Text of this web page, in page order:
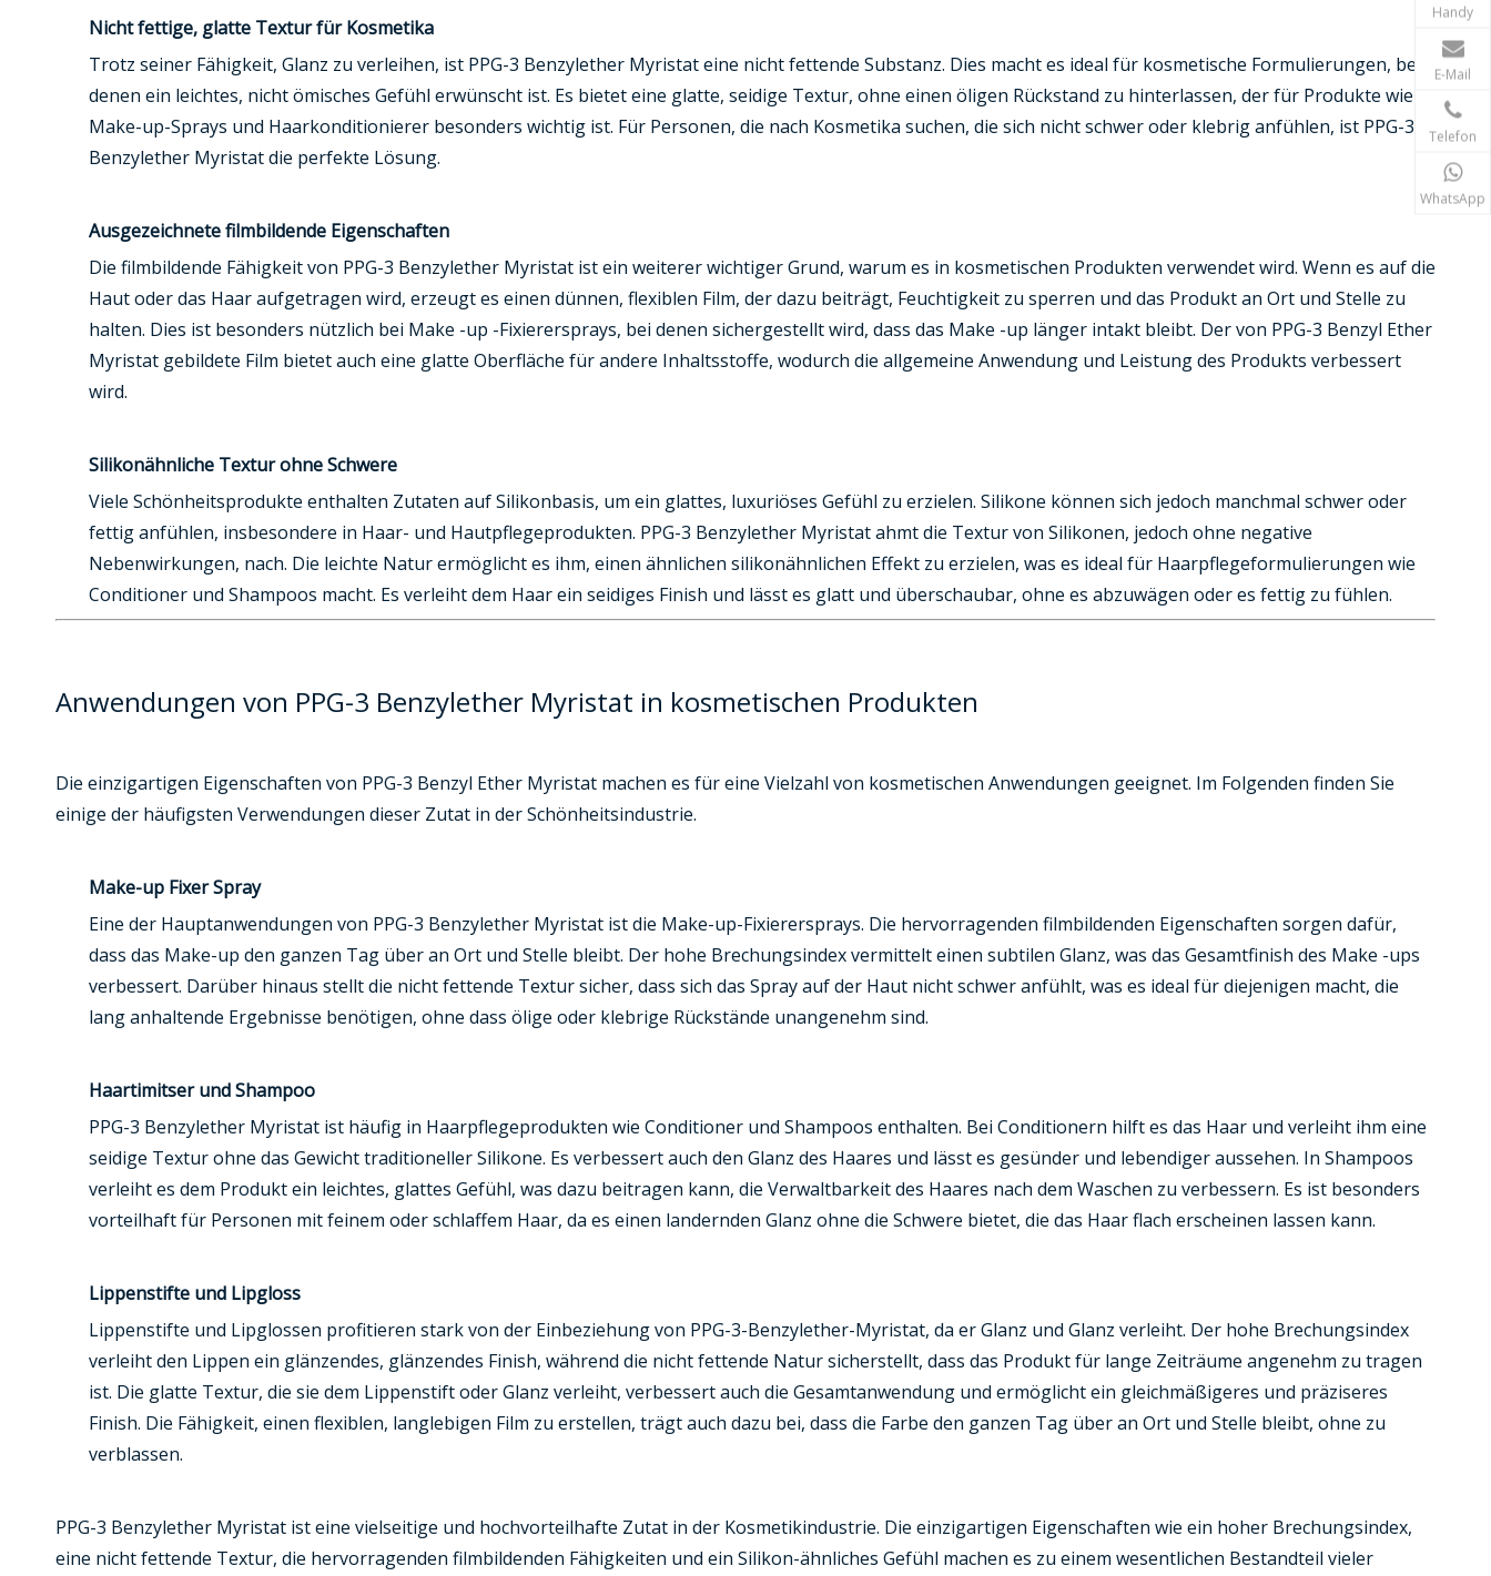
Nicht fettige, glatte Textur für Kosmetika
Trotz seiner Fähigkeit, Glanz zu verleihen, ist PPG-3 Benzylether Myristat eine nicht fettende Substanz. Dies macht es ideal für kosmetische Formulierungen, bei
denen ein leichtes, nicht ömisches Gefühl erwünscht ist. Es bietet eine glatte, seidige Textur, ohne einen öligen Rückstand zu hinterlassen, der für Produkte wie
Make-up-Sprays und Haarkonditionierer besonders wichtig ist. Für Personen, die nach Kosmetika suchen, die sich nicht schwer oder klebrig anfühlen, ist PPG-3
Benzylether Myristat die perfekte Lösung.
Ausgezeichnete filmbildende Eigenschaften
Die filmbildende Fähigkeit von PPG-3 Benzylether Myristat ist ein weiterer wichtiger Grund, warum es in kosmetischen Produkten verwendet wird. Wenn es auf die
Haut oder das Haar aufgetragen wird, erzeugt es einen dünnen, flexiblen Film, der dazu beiträgt, Feuchtigkeit zu sperren und das Produkt an Ort und Stelle zu
halten. Dies ist besonders nützlich bei Make -up -Fixierersprays, bei denen sichergestellt wird, dass das Make -up länger intakt bleibt. Der von PPG-3 Benzyl Ether
Myristat gebildete Film bietet auch eine glatte Oberfläche für andere Inhaltsstoffe, wodurch die allgemeine Anwendung und Leistung des Produkts verbessert
wird.
Silikonähnliche Textur ohne Schwere
Viele Schönheitsprodukte enthalten Zutaten auf Silikonbasis, um ein glattes, luxuriöses Gefühl zu erzielen. Silikone können sich jedoch manchmal schwer oder
fettig anfühlen, insbesondere in Haar- und Hautpflegeprodukten. PPG-3 Benzylether Myristat ahmt die Textur von Silikonen, jedoch ohne negative
Nebenwirkungen, nach. Die leichte Natur ermöglicht es ihm, einen ähnlichen silikonähnlichen Effekt zu erzielen, was es ideal für Haarpflegeformulierungen wie
Conditioner und Shampoos macht. Es verleiht dem Haar ein seidiges Finish und lässt es glatt und überschaubar, ohne es abzuwägen oder es fettig zu fühlen.
Anwendungen von PPG-3 Benzylether Myristat in kosmetischen Produkten
Die einzigartigen Eigenschaften von PPG-3 Benzyl Ether Myristat machen es für eine Vielzahl von kosmetischen Anwendungen geeignet. Im Folgenden finden Sie
einige der häufigsten Verwendungen dieser Zutat in der Schönheitsindustrie.
Make-up Fixer Spray
Eine der Hauptanwendungen von PPG-3 Benzylether Myristat ist die Make-up-Fixierersprays. Die hervorragenden filmbildenden Eigenschaften sorgen dafür,
dass das Make-up den ganzen Tag über an Ort und Stelle bleibt. Der hohe Brechungsindex vermittelt einen subtilen Glanz, was das Gesamtfinish des Make -ups
verbessert. Darüber hinaus stellt die nicht fettende Textur sicher, dass sich das Spray auf der Haut nicht schwer anfühlt, was es ideal für diejenigen macht, die
lang anhaltende Ergebnisse benötigen, ohne dass ölige oder klebrige Rückstände unangenehm sind.
Haartimitser und Shampoo
PPG-3 Benzylether Myristat ist häufig in Haarpflegeprodukten wie Conditioner und Shampoos enthalten. Bei Conditionern hilft es das Haar und verleiht ihm eine
seidige Textur ohne das Gewicht traditioneller Silikone. Es verbessert auch den Glanz des Haares und lässt es gesünder und lebendiger aussehen. In Shampoos
verleiht es dem Produkt ein leichtes, glattes Gefühl, was dazu beitragen kann, die Verwaltbarkeit des Haares nach dem Waschen zu verbessern. Es ist besonders
vorteilhaft für Personen mit feinem oder schlaffem Haar, da es einen landernden Glanz ohne die Schwere bietet, die das Haar flach erscheinen lassen kann.
Lippenstifte und Lipgloss
Lippenstifte und Lipglossen profitieren stark von der Einbeziehung von PPG-3-Benzylether-Myristat, da er Glanz und Glanz verleiht. Der hohe Brechungsindex
verleiht den Lippen ein glänzendes, glänzendes Finish, während die nicht fettende Natur sicherstellt, dass das Produkt für lange Zeiträume angenehm zu tragen
ist. Die glatte Textur, die sie dem Lippenstift oder Glanz verleiht, verbessert auch die Gesamtanwendung und ermöglicht ein gleichmäßigeres und präziseres
Finish. Die Fähigkeit, einen flexiblen, langlebigen Film zu erstellen, trägt auch dazu bei, dass die Farbe den ganzen Tag über an Ort und Stelle bleibt, ohne zu
verblassen.
PPG-3 Benzylether Myristat ist eine vielseitige und hochvorteilhafte Zutat in der Kosmetikindustrie. Die einzigartigen Eigenschaften wie ein hoher Brechungsindex,
eine nicht fettende Textur, die hervorragenden filmbildenden Fähigkeiten und ein Silikon-ähnliches Gefühl machen es zu einem wesentlichen Bestandteil vieler
Handy
E-Mail
Telefon
WhatsApp